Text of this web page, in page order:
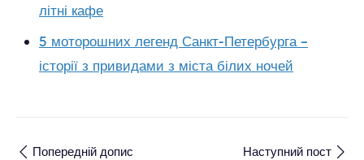
літні кафе
5 моторошних легенд Санкт-Петербурга –
історії з привидами з міста білих ночей
Попередній допис Наступний пост